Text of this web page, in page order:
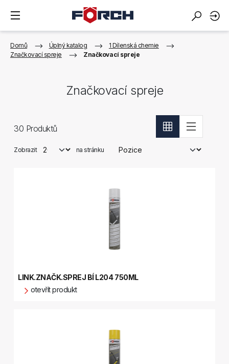
Domů Úplný katalog
1 Dílenská chemie
Značkovací spreje
Značkovací spreje
Značkovací spreje
30 Produktů
Zobrazit na stránku
LINK.ZNAČK.SPREJ BÍ L204 750ML
otevřít produkt